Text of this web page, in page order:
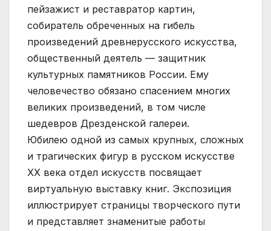
пейзажист и реставратор картин,
собиратель обреченных на гибель
произведений древнерусского искусства,
общественный деятель — защитник
культурных памятников России. Ему
человечество обязано спасением многих
великих произведений, в том числе
шедевров Дрезденской галереи.
Юбилею одной из самых крупных, сложных
и трагических фигур в русском искусстве
XX века отдел искусств посвящает
виртуальную выставку книг. Экспозиция
иллюстрирует страницы творческого пути
и представляет знаменитые работы